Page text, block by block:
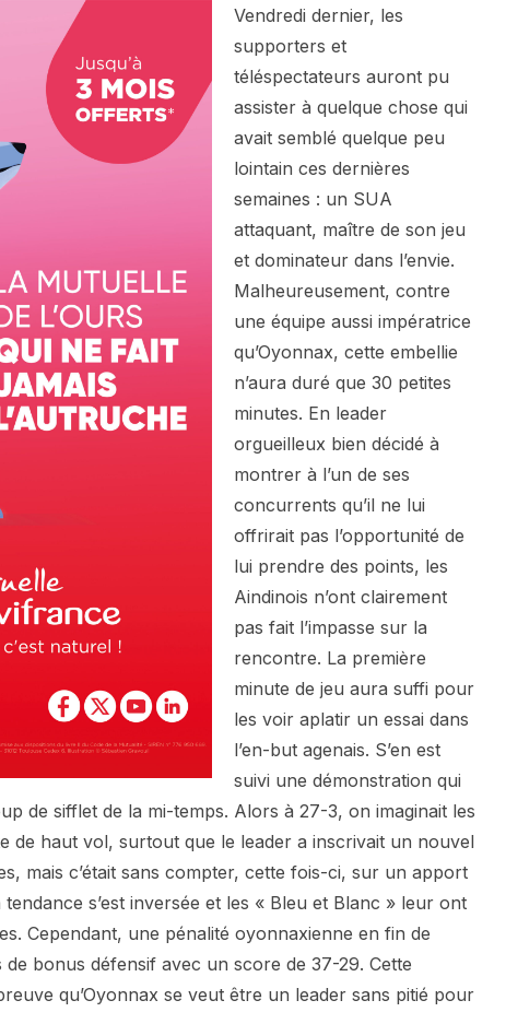
Vendredi dernier, les
supporters et
téléspectateurs auront pu
assister à quelque chose qui
avait semblé quelque peu
lointain ces dernières
semaines : un SUA
attaquant, maître de son jeu
et dominateur dans l’envie.
Malheureusement, contre
une équipe aussi impératrice
qu’Oyonnax, cette embellie
n’aura duré que 30 petites
minutes. En leader
orgueilleux bien décidé à
montrer à l’un de ses
concurrents qu’il ne lui
offrirait pas l’opportunité de
lui prendre des points, les
Aindinois n’ont clairement
pas fait l’impasse sur la
rencontre. La première
minute de jeu aura suffi pour
les voir aplatir un essai dans
l’en-but agenais. S’en est
suivi une démonstration qui
de sifflet de la mi-temps. Alors à 27-3, on imaginait les
de haut vol, surtout que le leader a inscrivait un nouvel
mais c’était sans compter, cette fois-ci, sur un apport
s’est inversée et les « Bleu et Blanc » leur ont
Cependant, une pénalité oyonnaxienne en fin de
bonus défensif avec un score de 37-29. Cette
qu’Oyonnax se veut être un leader sans pitié pour